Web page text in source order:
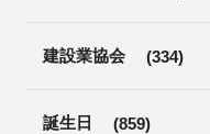
建設業協会 (334)
誕生日 (859)